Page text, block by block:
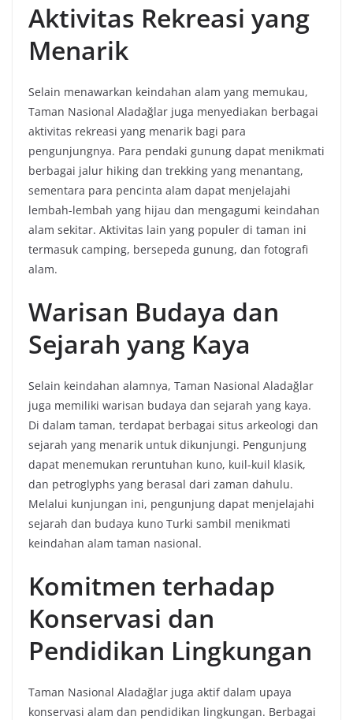
Aktivitas Rekreasi yang
Menarik
Selain menawarkan keindahan alam yang memukau,
Taman Nasional Aladağlar juga menyediakan berbagai
aktivitas rekreasi yang menarik bagi para
pengunjungnya. Para pendaki gunung dapat menikmati
berbagai jalur hiking dan trekking yang menantang,
sementara para pencinta alam dapat menjelajahi
lembah-lembah yang hijau dan mengagumi keindahan
alam sekitar. Aktivitas lain yang populer di taman ini
termasuk camping, bersepeda gunung, dan fotografi
alam.
Warisan Budaya dan
Sejarah yang Kaya
Selain keindahan alamnya, Taman Nasional Aladağlar
juga memiliki warisan budaya dan sejarah yang kaya.
Di dalam taman, terdapat berbagai situs arkeologi dan
sejarah yang menarik untuk dikunjungi. Pengunjung
dapat menemukan reruntuhan kuno, kuil-kuil klasik,
dan petroglyphs yang berasal dari zaman dahulu.
Melalui kunjungan ini, pengunjung dapat menjelajahi
sejarah dan budaya kuno Turki sambil menikmati
keindahan alam taman nasional.
Komitmen terhadap
Konservasi dan
Pendidikan Lingkungan
Taman Nasional Aladağlar juga aktif dalam upaya
konservasi alam dan pendidikan lingkungan. Berbagai